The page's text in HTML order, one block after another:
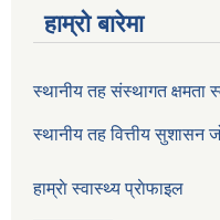
हाम्रो बारेमा
स्थानीय तह संस्थागत क्षमता
स्थानीय तह वित्तीय
हाम्राे स्वास्थ्य प्राेफाइल